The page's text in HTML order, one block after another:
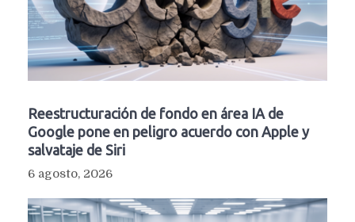
Reestructuración de fondo en área IA de
Google pone en peligro acuerdo con Apple y
salvataje de Siri
6 agosto, 2026